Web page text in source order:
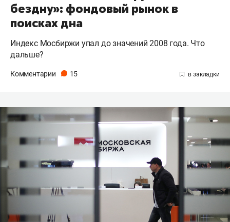
бездну»: фондовый рынок в
поисках дна
Индекс Мосбиржи упал до значений 2008 года. Что
дальше?
Комментарии 15